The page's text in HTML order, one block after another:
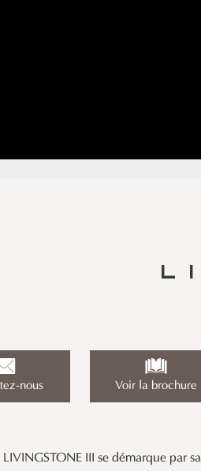
nous Voir la brochure
LIVINGSTONE III se démarque par